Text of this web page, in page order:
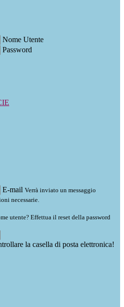
Nome Utente
Password
E-mail Verrà inviato un messaggio
necessarie.
utente? Effettua il reset della password
la casella di posta elettronica!